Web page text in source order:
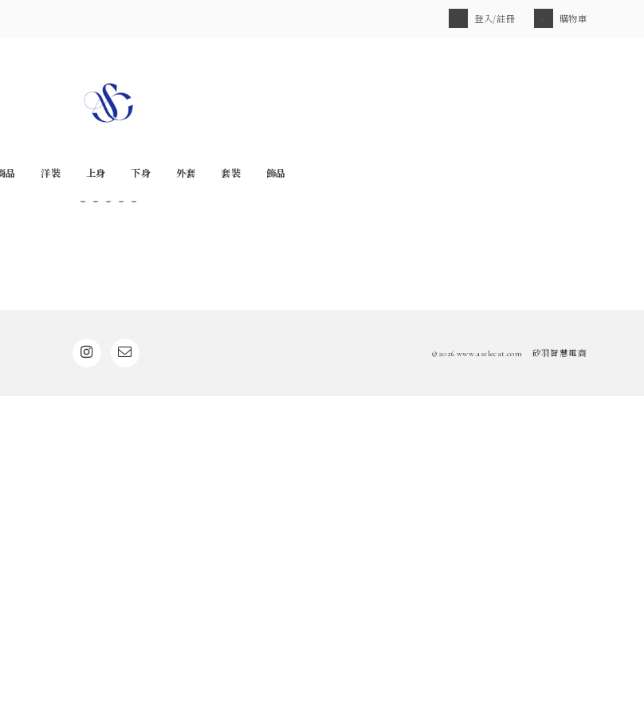
登入/註冊 購物車
0
品 洋裝 上身 下身 外套 套裝 飾品
©2026 www.aselecat.com 矽羽智慧電商